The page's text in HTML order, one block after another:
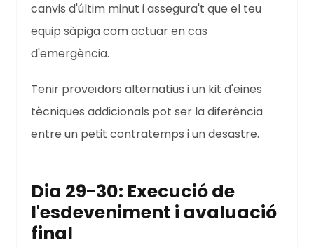
canvis d'últim minut i assegura't que el teu
equip sàpiga com actuar en cas
d'emergència.
Tenir proveïdors alternatius i un kit d'eines
tècniques addicionals pot ser la diferència
entre un petit contratemps i un desastre.
Dia 29-30: Execució de
l'esdeveniment i avaluació
final